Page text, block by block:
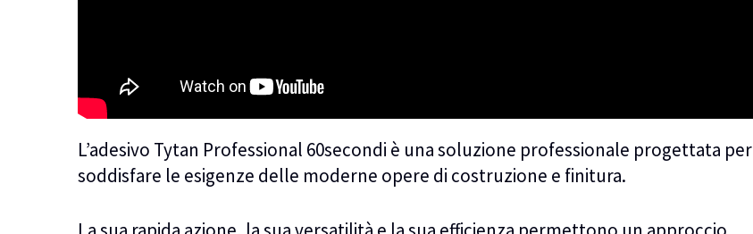
L’adesivo Tytan Professional 60secondi è una soluzione professionale progettata per
soddisfare le esigenze delle moderne opere di costruzione e finitura.